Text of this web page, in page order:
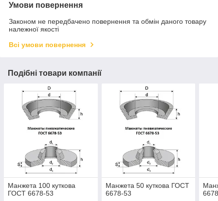
Умови повернення
Законом не передбачено повернення та обмін даного товару
належної якості
Всі умови повернення
Подібні товари компанії
Манжета 100 куткова
ГОСТ 6678-53
Манжета 50 куткова ГОСТ
6678-53